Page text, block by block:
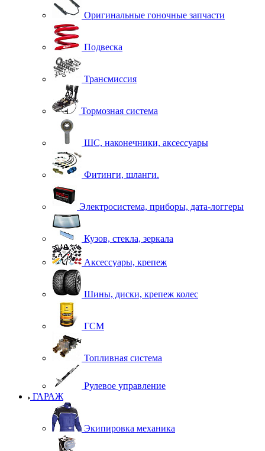
Оригинальные гоночные запчасти
Подвеска
Трансмиссия
Тормозная система
ШС, наконечники, аксессуары
Фитинги, шланги.
Электросистема, приборы, дата-логгеры
Кузов, стекла, зеркала
Аксессуары, крепеж
Шины, диски, крепеж колес
ГСМ
Топливная система
Рулевое управление
ГАРАЖ
Экипировка механика